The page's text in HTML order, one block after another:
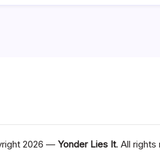
2026 — Yonder Lies It. All rights